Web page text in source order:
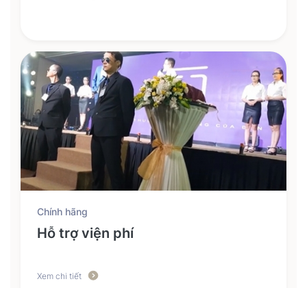
Chính hãng
Hỗ trợ viện phí
Xem chi tiết